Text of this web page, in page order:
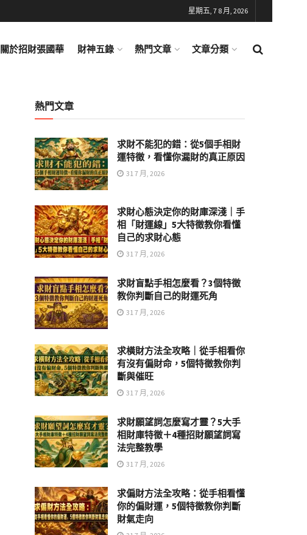
星期五, 7 8 月, 2026
關於招財張國華 財神五錄 熱門文章 文章分類
熱門文章
求財不能犯的錯：從5個手相財
運特徵，看懂你漏財的真正原因
31 7 月, 2026
求財心態決定你的財庫深淺｜手
相「財運線」5大特徵教你看懂
自己的求財心態
31 7 月, 2026
求財盲點手相怎麼看？3個特徵
教你判斷自己的財運死角
31 7 月, 2026
求橫財方法全攻略｜從手相看你
有沒有偏財命，5個特徵教你判
斷與催旺
31 7 月, 2026
求財願望詞怎麼寫才靈？5大手
相財庫特徵＋4種招財願望詞寫
法完整教學
31 7 月, 2026
求偏財方法全攻略：從手相看懂
你的偏財運，5個特徵教你判斷
財氣走向